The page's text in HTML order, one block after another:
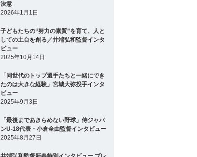
決意
2026年1月1日
子どもたちの“努力の素質”を育て、人と
しての土台を創る／井端弘和監督インタ
ビュー
2025年10月14日
「同世代のトップ選手たちと一緒にでき
たのは大きな経験」宮城大弥投手インタ
ビュー
2025年9月3日
「最後まであきらめない野球」侍ジャパ
ンU-18代表・小倉全由監督インタビュー
2025年8月27日